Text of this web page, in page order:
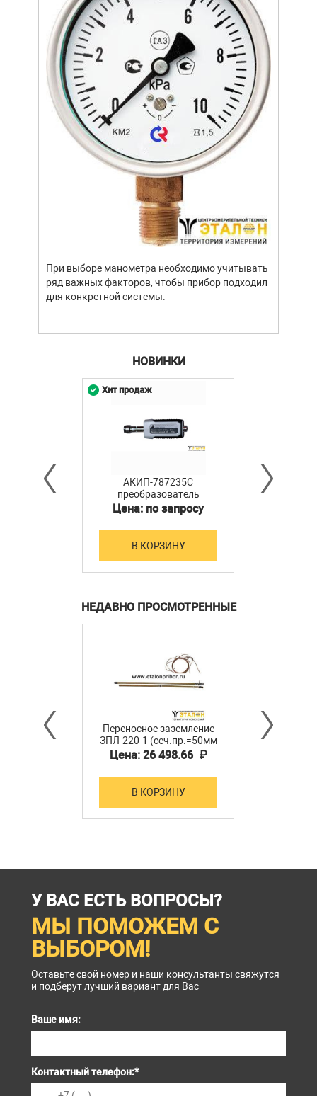
При выборе манометра необходимо учитывать
ряд важных факторов, чтобы прибор подходил
для конкретной системы.
НОВИНКИ
АКИП-787235C
преобразователь
мощности
Цена: по запросу
В КОРЗИНУ
Хит продаж
НЕДАВНО ПРОСМОТРЕННЫЕ
Переносное заземление
ЗПЛ-220-1 (сеч.пр.=50мм
кв) 1-фазное для ВЛ
Цена: 26 498.66 ₽
В КОРЗИНУ
У ВАС ЕСТЬ ВОПРОСЫ?
МЫ ПОМОЖЕМ С
ВЫБОРОМ!
Оставьте свой номер и наши консультанты свяжутся
и подберут лучший вариант для Вас
Ваше имя:
Контактный телефон:*